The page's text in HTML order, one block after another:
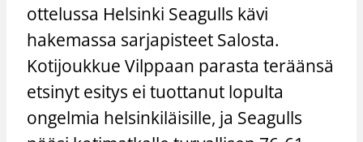
ottelussa Helsinki Seagulls kävi
hakemassa sarjapisteet Salosta.
Kotijoukkue Vilppaan parasta teräänsä
etsinyt esitys ei tuottanut lopulta
ongelmia helsinkiläisille, ja Seagulls